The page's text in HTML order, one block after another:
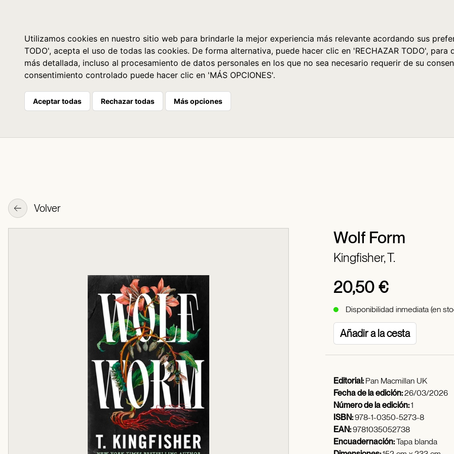
Utilizamos cookies en nuestro sitio web para brindarle la mejor experiencia más relevante acordando sus
TODO', acepta el uso de todas las cookies. De forma alternativa, puede hacer clic en 'RECHAZAR TODO',
más detallada, incluso al procesamiento de datos personales en los que no sea necesario requerir de su
consentimiento controlado puede hacer clic en 'MÁS OPCIONES'.
Aceptar todas Rechazar todas Más opciones
Volver
Wolf Form
Kingfisher, T.
20,50 €
Disponibilidad inmediata (en
Añadir a la cesta
Editorial:Pan Macmillan UK
Fecha de la edición:26/03/2026
Número de la edición:1
ISBN:978-1-0350-5273-8
EAN:9781035052738
Encuadernación:Tapa blanda